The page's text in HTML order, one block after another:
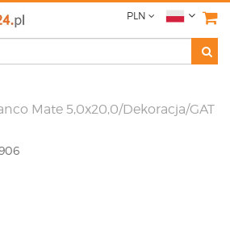
PLN
Mate 5,0x20,0/Dekoracja/GAT